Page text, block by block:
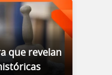
que revelan